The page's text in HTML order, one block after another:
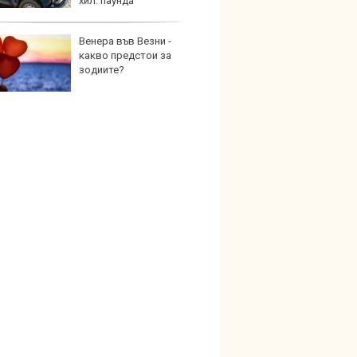
Венера във Везни -
какво предстои за
зодиите?